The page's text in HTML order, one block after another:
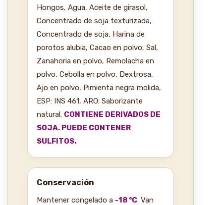
Hongos, Agua, Aceite de girasol,
Concentrado de soja texturizada,
Concentrado de soja, Harina de
porotos alubia, Cacao en polvo, Sal,
Zanahoria en polvo, Remolacha en
polvo, Cebolla en polvo, Dextrosa,
Ajo en polvo, Pimienta negra molida,
ESP: INS 461, ARO: Saborizante
natural. CONTIENE DERIVADOS DE
SOJA. PUEDE CONTENER
SULFITOS.
Conservación
Mantener congelado a -18 °C. Van